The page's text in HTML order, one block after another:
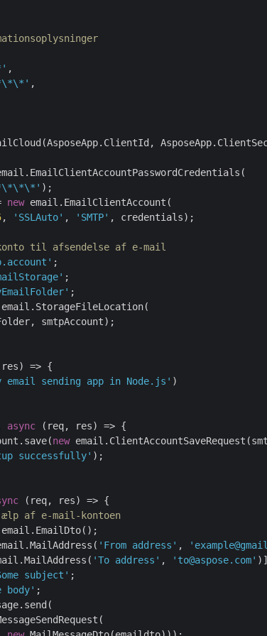
,
,
new email.EmailClientAccount(
, 'SSLAuto' , 'SMTP' , credentials);
til afsendelse af e-mail
smtpAccount);
=> {
email sending app in Node.js' )
async (req, res) => {
new
successfully' );
(req, res) => {
af e-mail-kontoen
'From address' ,
'To address' , 'to@aspose.com'
subject' ;
body' ;